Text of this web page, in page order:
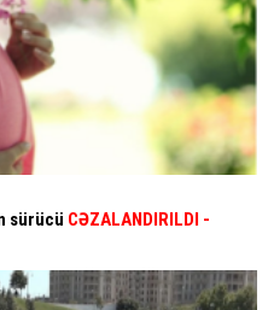
sürücü CƏZALANDIRILDI -